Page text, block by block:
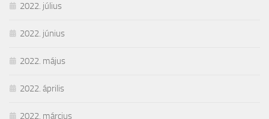
2022. július
2022. június
2022. május
2022. április
2022. március